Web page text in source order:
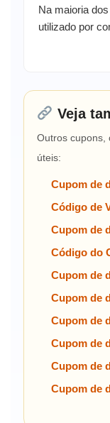
Na maioria
utilizado por
Veja
Outros cupons,
úteis:
Cupom de
Código de
Cupom de
Código do
Cupom de
Cupom de
Cupom de
Cupom de
Cupom de
Cupom de